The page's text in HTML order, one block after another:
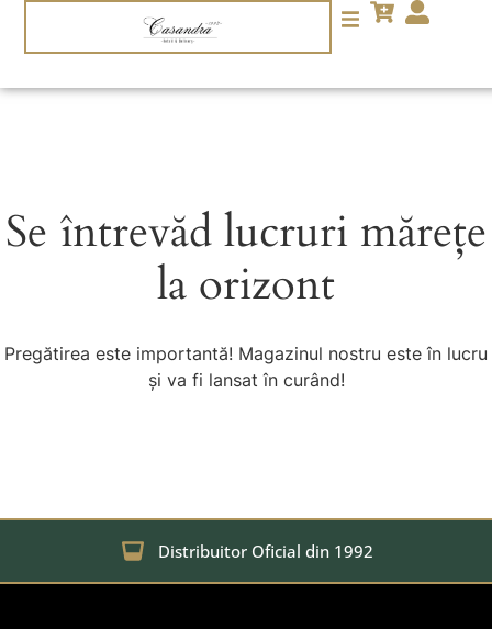
Se întrevăd lucruri mărețe
la orizont
Pregătirea este importantă! Magazinul nostru este în lucru
și va fi lansat în curând!
Distribuitor Oficial din 1992